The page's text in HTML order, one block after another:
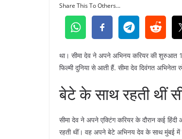
Share This To Others...
था। सीमा देव ने अपने अभिनय करियर की शुरुआत
फिल्मी दुनिया से आती हैं. सीमा देव दिवंगत
बेटे के साथ रहती थीं
सीमा देव ने अपने एक्टिंग करियर के दौरान कई हिंदी
रहती थीं। वह अपने बेटे अभिनय देव के साथ मुंबई में